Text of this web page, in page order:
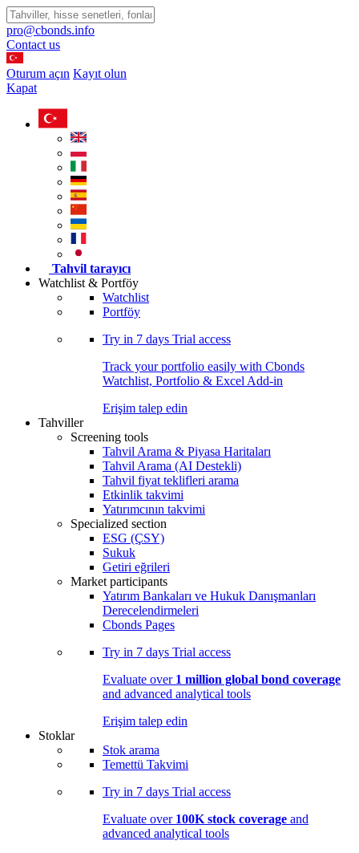
pro@cbonds.info
Contact us
Oturum açın Kayıt olun
Kapat
Tahvil tarayıcı
Watchlist & Portföy
Watchlist
Portföy
Try in 7 days Trial access
Track your portfolio easily with Cbonds
Watchlist, Portfolio & Excel Add-in
Erişim talep edin
Tahviller
Screening tools
Tahvil Arama & Piyasa Haritaları
Tahvil Arama (AI Destekli)
Tahvil fiyat teklifleri arama
Etkinlik takvimi
Yatırımcının takvimi
Specialized section
ESG (ÇSY)
Sukuk
Getiri eğrileri
Market participants
Yatırım Bankaları ve Hukuk Danışmanları
Derecelendirmeleri
Cbonds Pages
Try in 7 days Trial access
Evaluate over 1 million global bond coverage
and advanced analytical tools
Erişim talep edin
Stoklar
Stok arama
Temettü Takvimi
Try in 7 days Trial access
Evaluate over 100K stock coverage and
advanced analytical tools